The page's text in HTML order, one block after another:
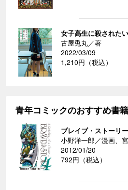
女子高生に殺された
古屋兎丸／著
2022/03/09
1,210円（税込）
青年コミックのおすすめ書籍
ブレイブ・ストーリ
小野洋一郎／漫画、
2012/01/20
792円（税込）